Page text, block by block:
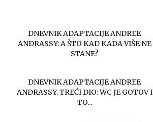
DNEVNIK ADAPTACIJE ANDREE
ANDRASSY: A ŠTO KAD KADA VIŠE NE
STANE?
DNEVNIK ADAPTACIJE ANDREE
ANDRASSY. TREĆI DIO: WC JE GOTOV I
TO...